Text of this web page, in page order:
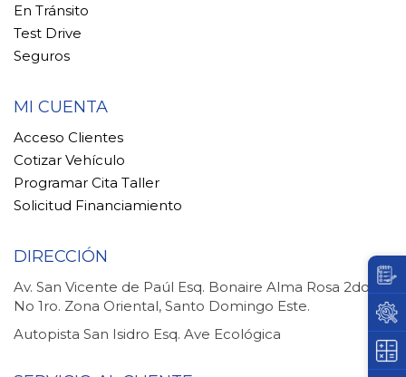
En Tránsito
Test Drive
Seguros
MI CUENTA
Acceso Clientes
Cotizar Vehículo
Programar Cita Taller
Solicitud Financiamiento
DIRECCIÓN
Av. San Vicente de Paúl Esq. Bonaire Alma Rosa 2do.
No 1ro. Zona Oriental, Santo Domingo Este.
Autopista San Isidro Esq. Ave Ecológica